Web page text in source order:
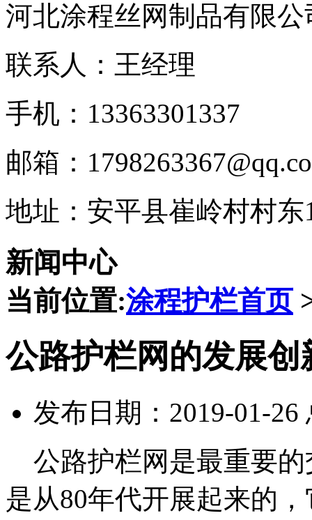
河北涂程丝网制品有限公
联系人：王经理
手机：13363301337
邮箱：
地址：安平县崔岭村村东
新闻中心
当前位置:涂程护栏首页
公路护栏网的发展创
发布日期：2019-01-26
公路护栏网是最重要的
是从80年代开展起来的